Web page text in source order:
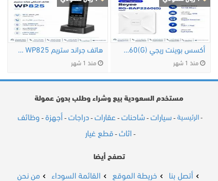
أكسس بوينت ريجي Reyee RG-RAP2260(G) — الحل الأمثل …
منذ 1 شهر
هاتف جراند ستريم WP825 اللاسلكي تجربة اتصال …
منذ 1 شهر
مستخدم السعودية بيع وشراء وطلب بدون عمولة
- الرئيسية - سيارات - شاحنات - عقارات - دراجات - أجهزة - وظائف
- اثاث -قطع غيار
تصفح أيضا
أتصل بنا خريطة الموقع القائمة السوداء
من نحن